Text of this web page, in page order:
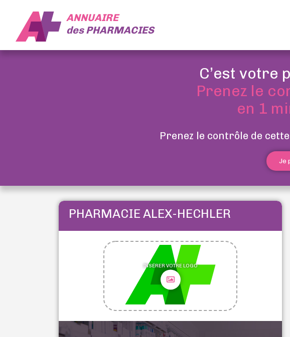
ANNUAIRE
desPHARMACIES
C’est votre
Prenez le
en 1
Prenez le contrôle de
Je
PHARMACIE ALEX-HECHLER
INSÉRER VOTRE LOGO